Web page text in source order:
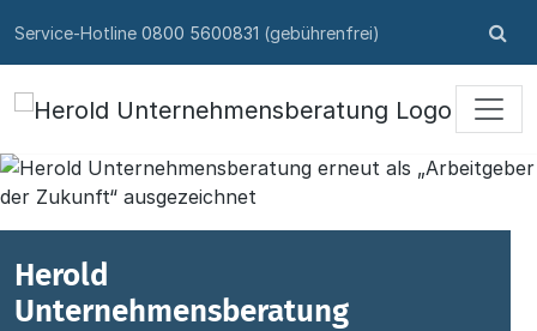
Service-Hotline 0800 5600831 (gebührenfrei)
Herold
Unternehmensberatung